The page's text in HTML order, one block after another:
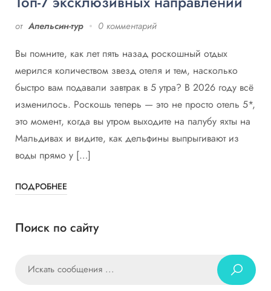
от Апельсин-тур 0 комментарий
Вы помните, как лет пять назад роскошный отдых
мерился количеством звезд отеля и тем, насколько
быстро вам подавали завтрак в 5 утра? В 2026 году всё
изменилось. Роскошь теперь — это не просто отель 5*,
это момент, когда вы утром выходите на палубу яхты на
Мальдивах и видите, как дельфины выпрыгивают из
воды прямо у […]
ПОДРОБНЕЕ
Поиск по сайту